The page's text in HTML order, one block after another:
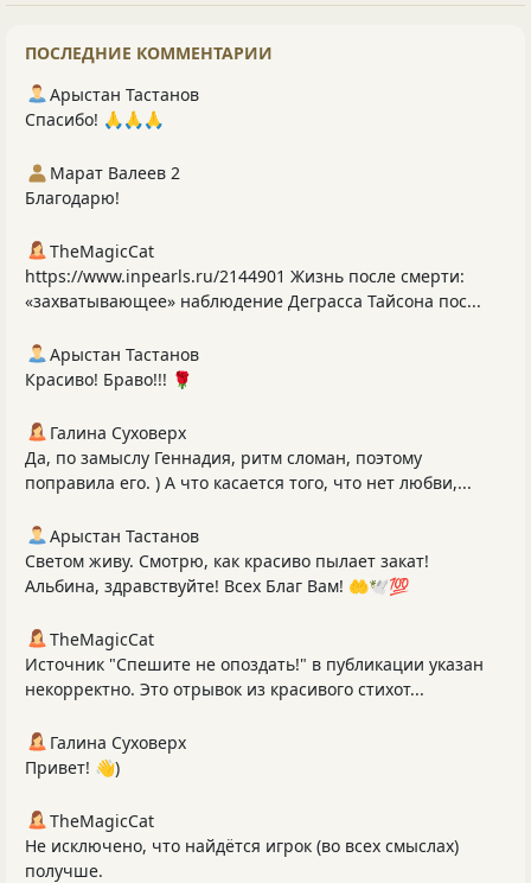
ПОСЛЕДНИЕ КОММЕНТАРИИ
Арыстан Тастанов
Спасибо! 🙏🙏🙏
Марат Валеев 2
Благодарю!
TheMagicCat
https://www.inpearls.ru/2144901 Жизнь после смерти:
«захватывающее» наблюдение Деграсса Тайсона пос...
Арыстан Тастанов
Красиво! Браво!!! 🌹
Галина Суховерх
Да, по замыслу Геннадия, ритм сломан, поэтому
поправила его. ) А что касается того, что нет любви,...
Арыстан Тастанов
Светом живу. Смотрю, как красиво пылает закат!
Альбина, здравствуйте! Всех Благ Вам! 🤲🕊️💯
TheMagicCat
Источник "Спешите не опоздать!" в публикации указан
некорректно. Это отрывок из красивого стихот...
Галина Суховерх
Привет! 👋)
TheMagicCat
Не исключено, что найдётся игрок (во всех смыслах)
получше.